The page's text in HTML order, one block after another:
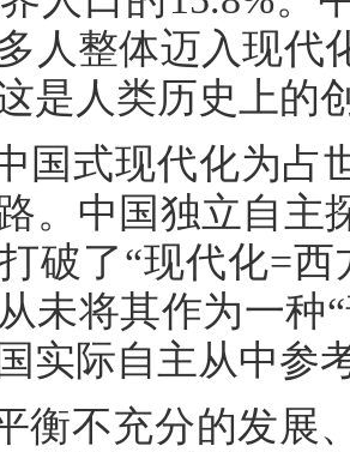
人整体迈入现代
是人类历史上的
国式现代化为占
。中国独立自主
破了“现代化=
未将其作为一种
实际自主从中参
衡不充分的发展